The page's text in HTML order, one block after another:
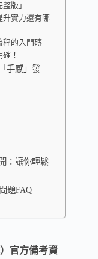
版」
升實力還有哪
程的入門磚
！
手感」發
：讓你輕鬆
題FAQ
官方備考資